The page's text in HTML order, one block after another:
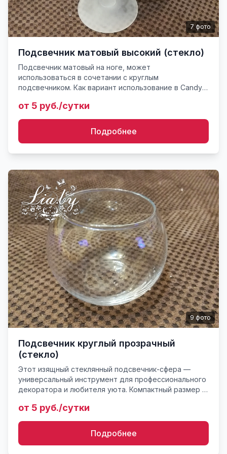
7фото
Подсвечник матовый высокий (стекло)
Подсвечник матовый на ноге, может
использоваться в сочетании с круглым
подсвечником. Как вариант использование в Candy
декорироваться цветами. Достаточно
универсальн...
от 5 руб./сутки
Подробнее
9фото
Подсвечник круглый прозрачный
(стекло)
Этот изящный стеклянный подсвечник-сфера —
универсальный инструмент для профессионального
декоратора и любителя уюта. Компактный размер (с
составе масшта...
от 5 руб./сутки
Подробнее